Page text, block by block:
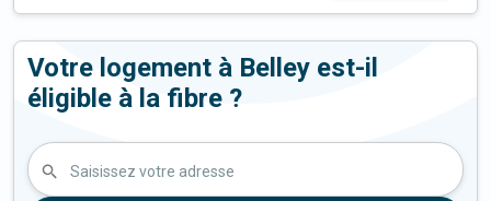
Votre logement à Belley est-il
éligible à la fibre ?
Saisissez votre adresse